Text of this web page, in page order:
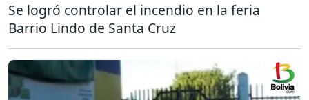
Se logró controlar el incendio en la feria
Barrio Lindo de Santa Cruz